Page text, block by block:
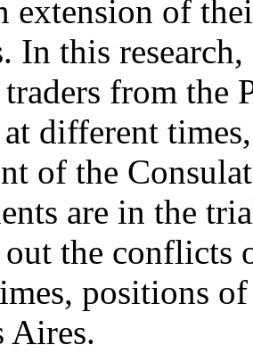
extension of
In this
from the
different
of the
are in the
the conflicts
positions
Aires.